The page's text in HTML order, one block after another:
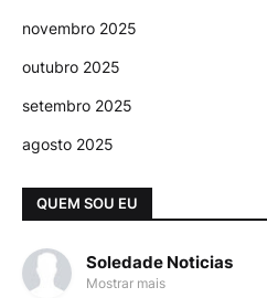
novembro 2025
outubro 2025
setembro 2025
agosto 2025
QUEM SOU EU
Soledade Noticias
Mostrar mais